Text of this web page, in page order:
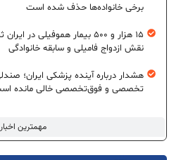
مهمترین اخبار
برخی خانواده‌ها حذف شده است
۱۵ هزار و ۵۰۰ بیمار هموفیلی
نقش ازدواج فامیلی و سابقه خانوادگی
تخصصی و فوق‌تخصصی خالی مانده